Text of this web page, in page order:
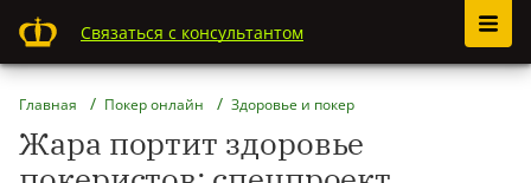
Связаться с консультантом
Главная Покер онлайн Здоровье и покер
Жара портит здоровье